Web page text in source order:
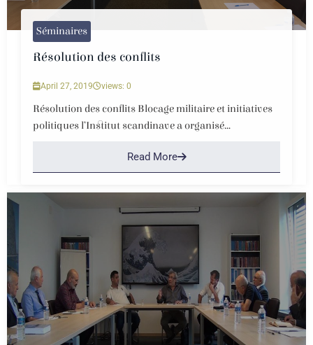
Séminaires
Résolution des conflits
April 27, 2019 views: 0
Résolution des conflits Blocage militaire et initiatives
politiques l’Institut scandinave a organisé...
Read More